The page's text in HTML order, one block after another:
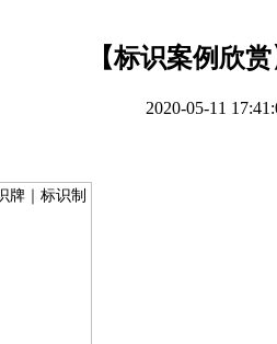
【标识案例欣
2020-05-11